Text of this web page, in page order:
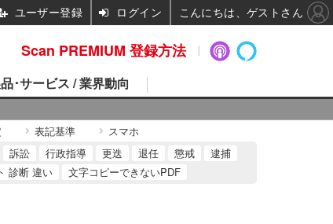
･サービス / 業界動向
表記基準 スマホ
訴訟 行政指導 更迭 退任 懲戒
逮捕
診断 違い 文字コピーできないPDF
Scan PREMIUM 登録方法
ユーザー登録 ログイン こんにちは、ゲストさん